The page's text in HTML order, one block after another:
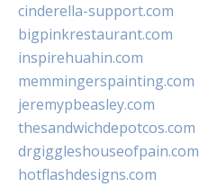
cinderella-support.com
bigpinkrestaurant.com
inspirehuahin.com
memmingerspainting.com
jeremypbeasley.com
thesandwichdepotcos.com
drgiggleshouseofpain.com
hotflashdesigns.com